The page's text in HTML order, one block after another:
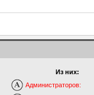
Из них:
Администраторов: